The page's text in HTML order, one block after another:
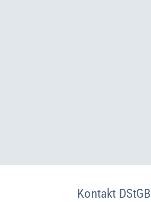
Kontakt DStGB